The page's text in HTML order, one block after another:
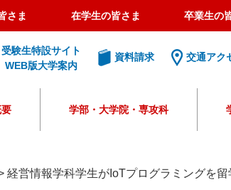
さま 在学生の皆さま 卒業生の
受験生特設サイト
WEB版大学案内
資料請求 交通アク
学部・大学院・専攻科
経営情報学科学生がIoTプログラミングを